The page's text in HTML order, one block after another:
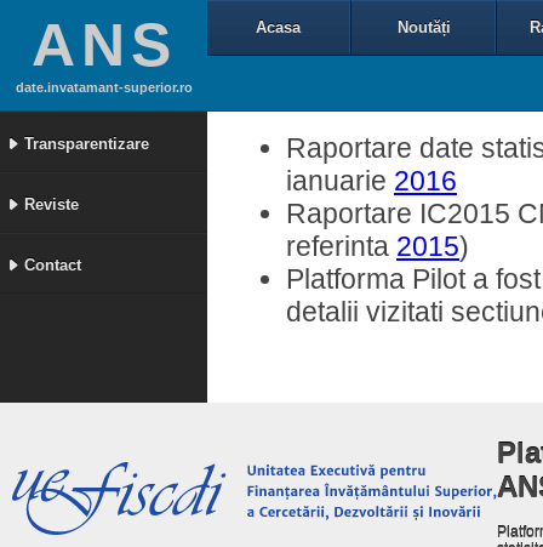
ANS
date.invatamant-superior.ro
Transparentizare
Reviste
Contact
Acasa Noutăți
Raportare date
ianuarie 2016
Raportare IC2015
referinta 2015)
Platforma Pilot a
detalii vizitati